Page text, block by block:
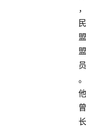
，
民
盟
盟
员
。
他
曾
长